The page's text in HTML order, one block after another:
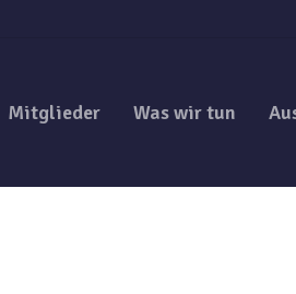
Mitglieder Was wir tun